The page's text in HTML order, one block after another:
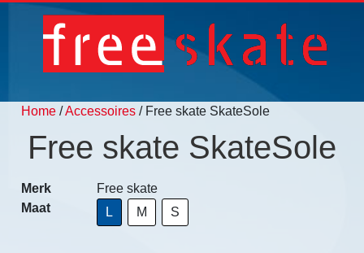
Home /Accessoires / Free skate SkateSole
Free skate SkateSole
Merk
Free skate
Maat
L M S